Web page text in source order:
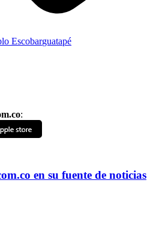
Escobarguatapé
:
en su fuente de noticias